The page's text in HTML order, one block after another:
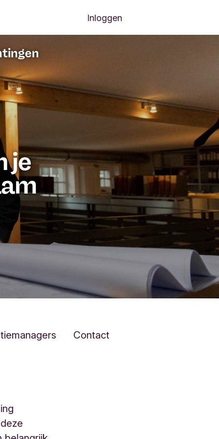
InloggenVolgende menu-items
Contact
je
Contact